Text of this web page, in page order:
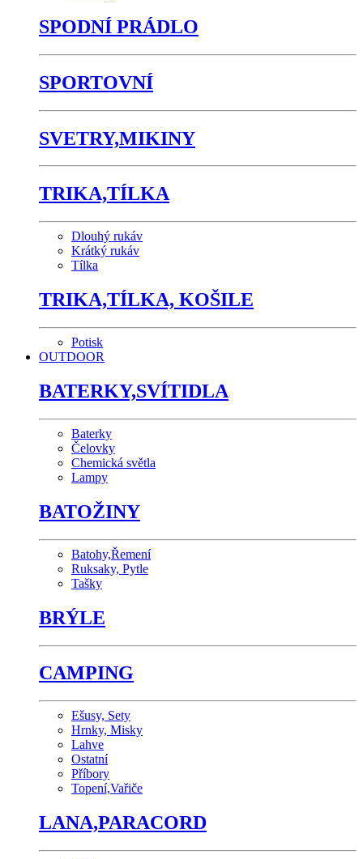
SPODNÍ PRÁDLO
SPORTOVNÍ
SVETRY,MIKINY
TRIKA,TÍLKA
Dlouhý rukáv
Krátký rukáv
Tílka
TRIKA,TÍLKA, KOŠILE
Potisk
OUTDOOR
BATERKY,SVÍTIDLA
Baterky
Čelovky
Chemická světla
Lampy
BATOŽINY
Batohy,Řemení
Ruksaky, Pytle
Tašky
BRÝLE
CAMPING
Ešusy, Sety
Hrnky, Misky
Lahve
Ostatní
Příbory
Topení,Vařiče
LANA,PARACORD